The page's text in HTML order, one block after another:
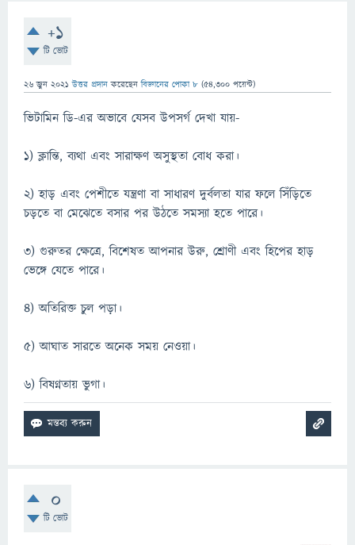
+1
টি ভোট
26 জুন 2021 উত্তর প্রদান করেছেনবিজ্ঞানের পোকা ৮ (54,300 পয়েন্ট)
ভিটামিন ডি-এর অভাবে যেসব উপসর্গ দেখা যায়-
১) ক্লান্তি, ব্যথা এবং সারাক্ষণ অসুস্থতা বোধ করা।
২) হাড় এবং পেশীতে যন্ত্রণা বা সাধারণ দুর্বলতা যার ফলে সিঁড়িতে
চড়তে বা মেঝেতে বসার পর উঠতে সমস্যা হতে পারে।
৩) গুরুতর ক্ষেত্রে, বিশেষত আপনার উরু, শ্রোণী এবং হিপের হাড়
ভেঙ্গে যেতে পারে।
৪) অতিরিক্ত চুল পড়া।
৫) আঘাত সারতে অনেক সময় নেওয়া।
৬) বিষণ্নতায় ভুগা।
0
টি ভোট